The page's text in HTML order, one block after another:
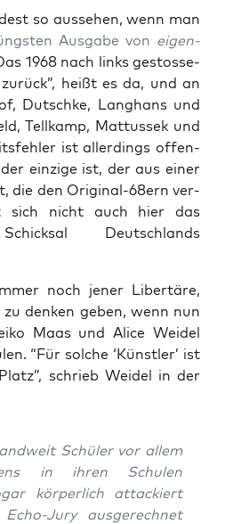
so aus­se­hen, wenn man
Aus­ga­be von eigen­
1968 nach links gestos­se­
heißt es da, und an
Dutsch­ke, Lang­hans und
Tell­kamp, Mat­tus­sek und
ist aller­dings offen­
ein­zi­ge ist, der aus einer
die den Ori­gi­nal-68ern ver­
sich nicht auch hier das
Deutsch­lands
noch jener Liber­tä­re,
den­ken geben, wenn nun
Maas und Ali­ce Wei­del
“Für sol­che ‘Künst­ler’ ist
schrieb Wei­del in der
Schü­ler vor allem
in ihren Schu­len
kör­per­lich atta­ckiert
Jury aus­ge­rech­net